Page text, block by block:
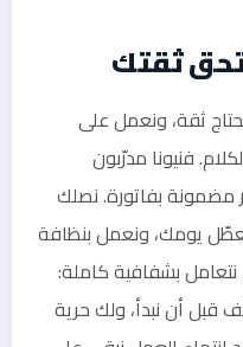
ثقتك
ثقة، ونعمل على
فنيونا مدرّبون
مضمونة بفاتورة. نصلك
يومك، ونعمل بنظافة
بشفافية كاملة:
قبل أن نبدأ، ولك حرية